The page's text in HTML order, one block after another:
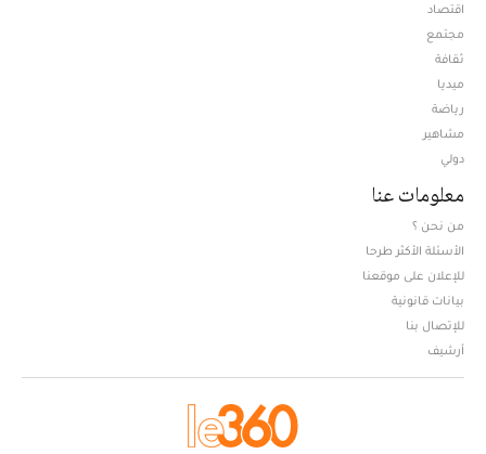
اقتصاد
مجتمع
ثقافة
ميديا
رياضة
مشاهير
دولي
معلومات عنا
من نحن ؟
الأسئلة الأكثر طرحا
للإعلان على موقعنا
بيانات قانونية
للإتصال بنا
أرشيف